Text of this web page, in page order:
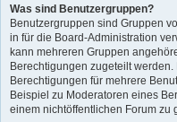
Was sind Benutzergruppen?
Benutzergruppen sind Gruppen
in für die Board-Administration
kann mehreren Gruppen
Berechtigungen zugeteilt
Berechtigungen für mehrere
Beispiel zu Moderatoren eines
einem nichtöffentlichen Forum zu